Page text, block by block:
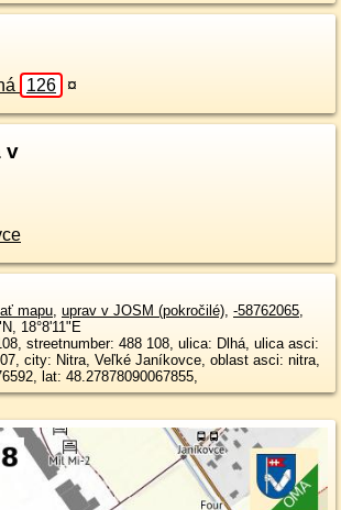
126 ¤
v
mapu, uprav v JOSM (pokročilé), -58762065,
, 18°8'11"E
streetnumber: 488 108, ulica: Dlhá, ulica asci:
oblast asci: nitra,
lat: 48.27878090067855,